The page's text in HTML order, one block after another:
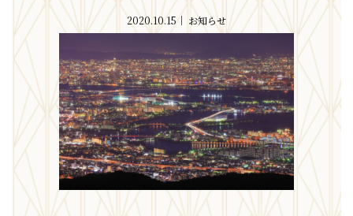
2020.10.15 お知らせ